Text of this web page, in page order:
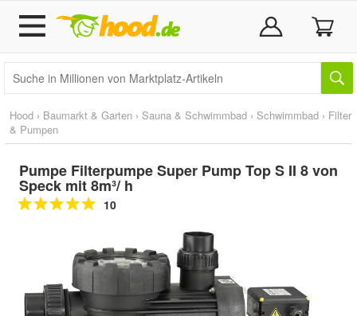
Hood › Baumarkt & Garten › Sauna & Schwimmbad › Schwimmbad › Filter
& Pumpen
Pumpe Filterpumpe Super Pump Top S II 8 von
Speck mit 8m³/ h
10